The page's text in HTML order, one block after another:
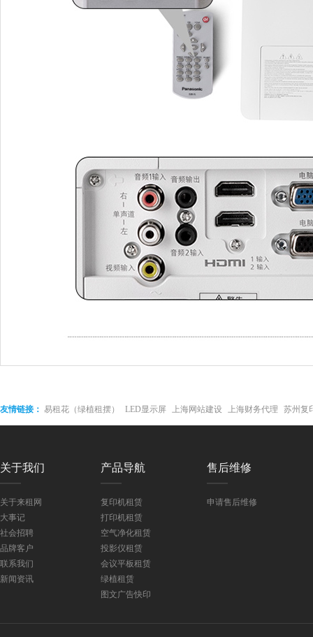
友情链接： 易租花（绿植租摆） LED显示屏 上海网站建设 上海财务代理
苏州复
接屏
关于我们
关于来租网
大事记
社会招聘
品牌客户
联系我们
新闻资讯
产品导航
复印机租赁
打印机租赁
空气净化租赁
投影仪租赁
会议平板租赁
绿植租赁
图文广告快印
售后维修
申请售后维修